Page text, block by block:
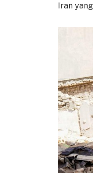
Iran